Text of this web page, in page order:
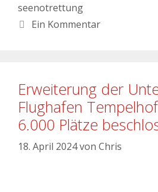
seenotrettung
Ein Kommentar
Erweiterung der
Flughafen
6.000 Plätze
18. April 2024von Chris